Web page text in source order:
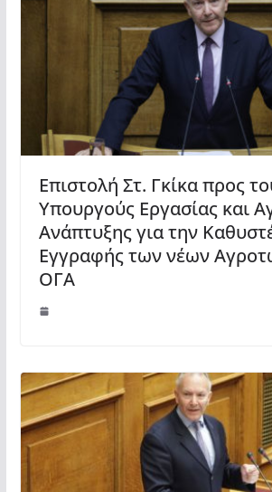
Επιστολή Στ. Γκίκα προς
Υπουργούς Εργασίας και
Ανάπτυξης για την
Εγγραφής των νέων
ΟΓΑ